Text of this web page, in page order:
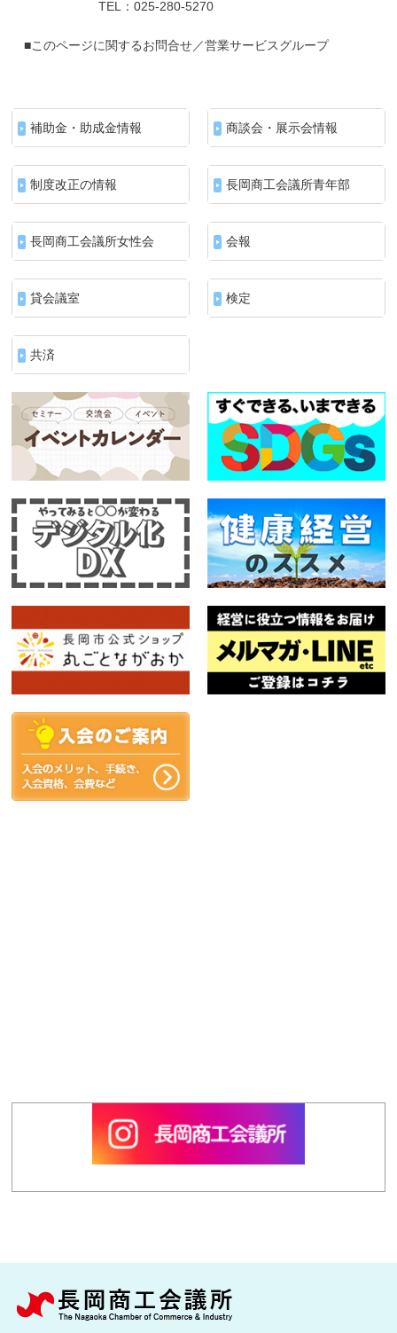
TEL：025-280-5270
■このページに関するお問合せ／営業サービスグループ
補助金・助成金情報 商談会・展示会情報
制度改正の情報 長岡商工会議所青年部
長岡商工会議所女性会 会報
貸会議室 検定
共済